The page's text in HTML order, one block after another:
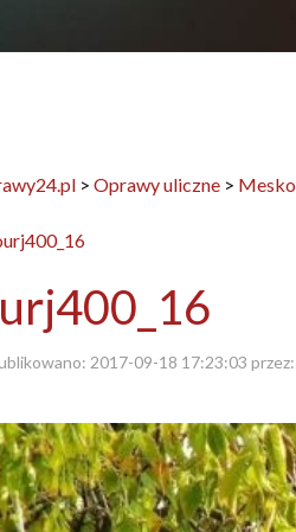
> Oprawy uliczne > Mesko
2017-09-18 17:23:03 przez: